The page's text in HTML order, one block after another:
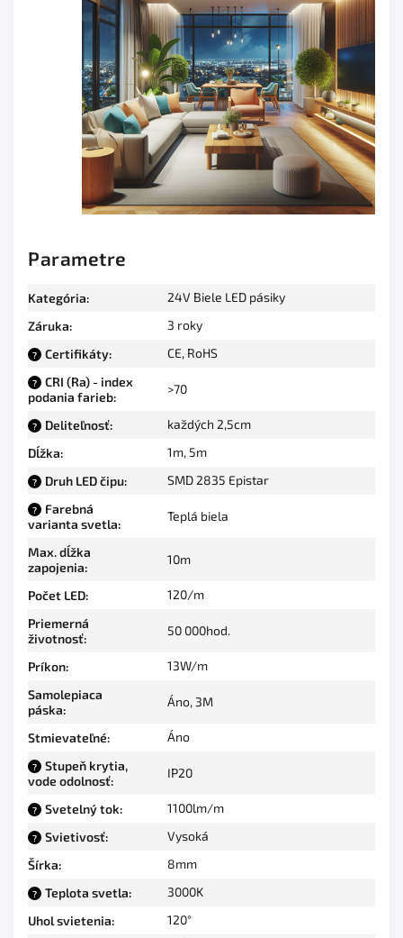
Parametre
Kategória:
24V Biele LED pásiky
Záruka: 3 roky
? Certifikáty: CE, RoHS
?
CRI (Ra) - index
podania farieb:
>70
? Deliteľnosť:
každých 2,5cm
Dĺžka: 1m, 5m
? Druh LED čipu: SMD 2835 Epistar
?
Farebná
varianta svetla:
Teplá biela
Max. dĺžka
zapojenia:
10m
Počet LED:
120/m
Priemerná
životnosť:
50 000hod.
Príkon:
13W/m
Samolepiaca
páska:
Áno, 3M
Stmievateľné: Áno
?
Stupeň krytia,
vode odolnosť:
IP20
? Svetelný tok: 1100lm/m
? Svietivosť:
Vysoká
Šírka: 8mm
? Teplota svetla:
3000K
Uhol svietenia:
120°